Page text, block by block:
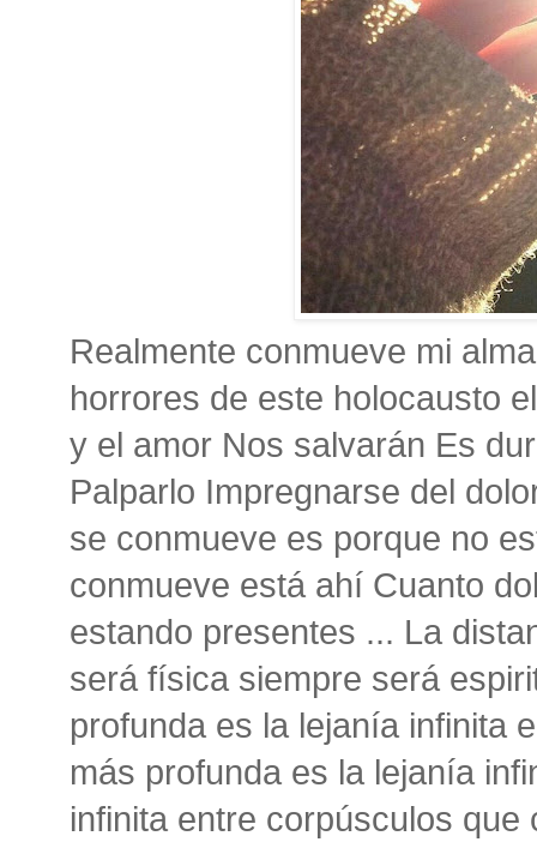
Realmente conmueve mi
horrores de este holocausto
y el amor Nos salvarán Es
Palparlo Impregnarse del
se conmueve es porque no
conmueve está ahí Cuanto
estando presentes ... La
será física siempre será
profunda es la lejanía infinita
más profunda es la lejanía
infinita entre corpúsculos que